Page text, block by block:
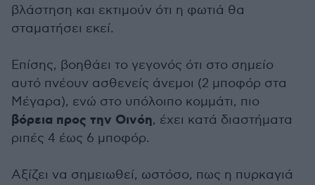
βλάστηση και εκτιμούν ότι η φωτιά θα
σταματήσει εκεί.
Επίσης, βοηθάει το γεγονός ότι στο σημείο
αυτό πνέουν ασθενείς άνεμοι (2 μποφόρ στα
Μέγαρα), ενώ στο υπόλοιπο κομμάτι, πιο
βόρεια προς την Οινόη, έχει κατά διαστήματα
ριπές 4 έως 6 μποφόρ.
Αξίζει να σημειωθεί, ωστόσο, πως η πυρκαγιά